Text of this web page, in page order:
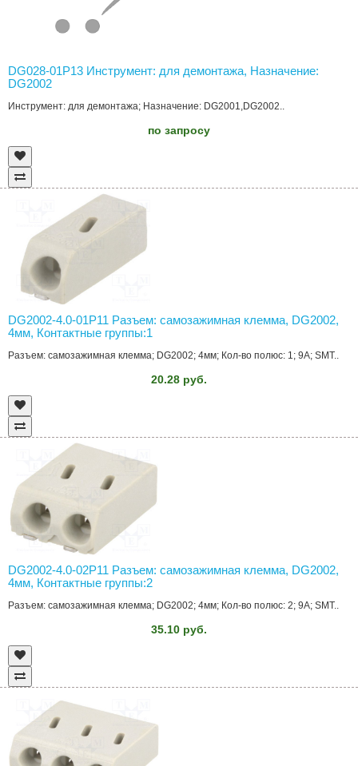
DG028-01P13 Инструмент: для демонтажа, Назначение:
DG2002
Инструмент: для демонтажа; Назначение: DG2001,DG2002..
по запросу
DG2002-4.0-01P11 Разъем: самозажимная клемма, DG2002,
4мм, Контактные группы:1
Разъем: самозажимная клемма; DG2002; 4мм; Кол-во полюс: 1; 9А; SMT..
20.28 руб.
DG2002-4.0-02P11 Разъем: самозажимная клемма, DG2002,
4мм, Контактные группы:2
Разъем: самозажимная клемма; DG2002; 4мм; Кол-во полюс: 2; 9А; SMT..
35.10 руб.